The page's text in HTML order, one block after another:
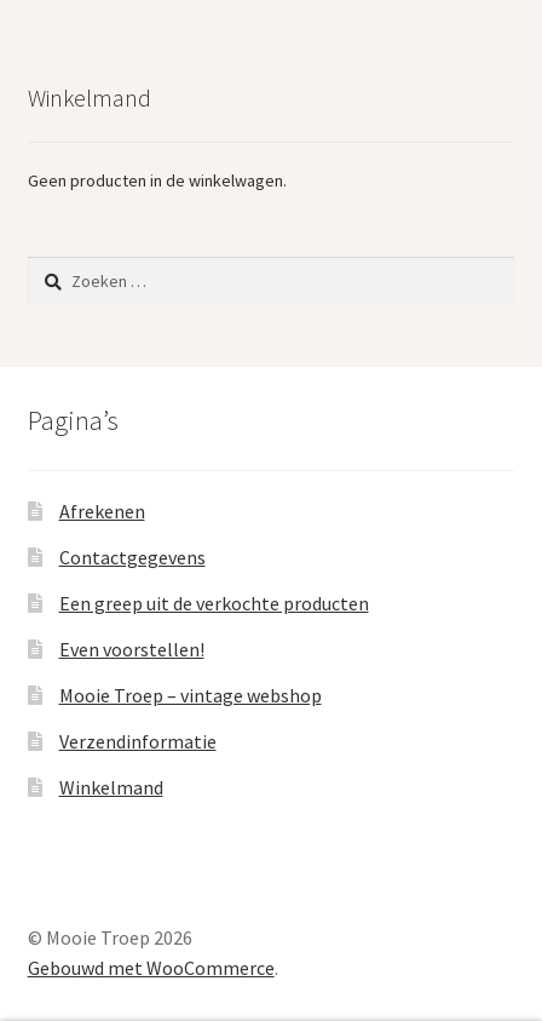
Winkelmand
Geen producten in de winkelwagen.
Zoeken
naar:
Pagina’s
Afrekenen
Contactgegevens
Een greep uit de verkochte producten
Even voorstellen!
Mooie Troep – vintage webshop
Verzendinformatie
Winkelmand
© Mooie Troep 2026
Gebouwd met WooCommerce.